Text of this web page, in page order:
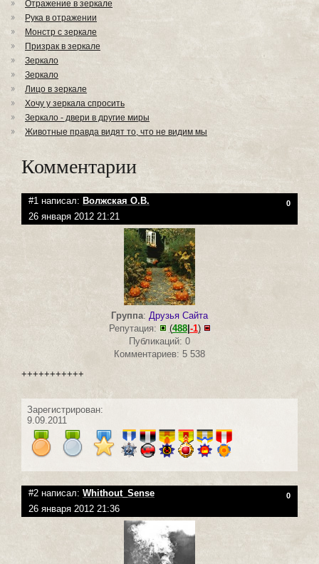
Отражение в зеркале
Рука в отражении
Монстр с зеркале
Призрак в зеркале
Зеркало
Зеркало
Лицо в зеркале
Хочу у зеркала спросить
Зеркало - двери в другие миры
Животные правда видят то, что не видим мы
Комментарии
#1 написал: Волжская О.В. 0
26 января 2012 21:21
Группа: Друзья Сайта
Репутация:
(488|-1)
Публикаций: 0
Комментариев: 5 538
+++++++++++
Зарегистрирован:
9.09.2011
#2 написал: Whithout_Sense 0
26 января 2012 21:36